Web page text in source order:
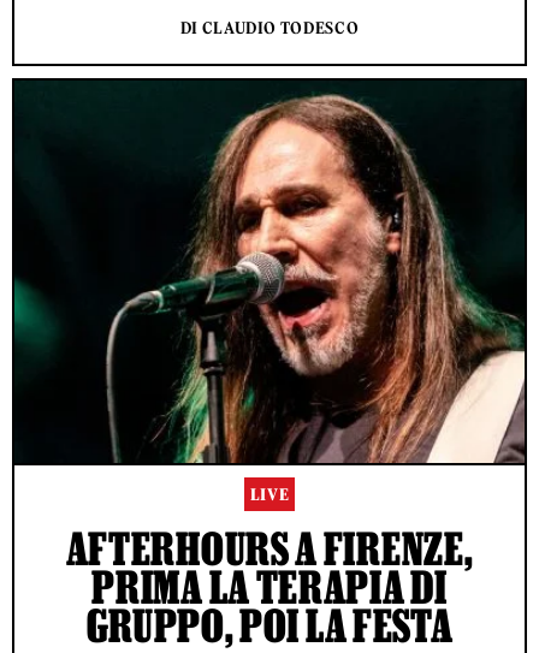
DI CLAUDIO TODESCO
LIVE
AFTERHOURS A FIRENZE,
PRIMA LA TERAPIA DI
GRUPPO, POI LA FESTA